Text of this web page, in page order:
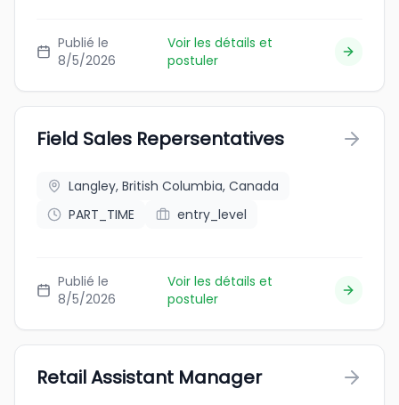
Publié le
8/5/2026
Voir les détails et
postuler
Field Sales Repersentatives
Langley, British Columbia, Canada
PART_TIME
entry_level
Publié le
8/5/2026
Voir les détails et
postuler
Retail Assistant Manager